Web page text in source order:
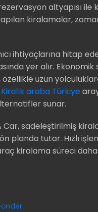
altyapısı
kiralamalar,
ihtiyaçlarına hitap
yer alır.
uzun
Kiralık araba Türkiye
sunar.
Car, sadeleştirilmiş
planda tutar. Hızlı
kiralama süreci